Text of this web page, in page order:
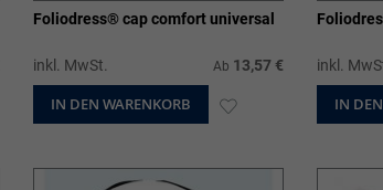
Foliodress® cap comfort universal
inkl. MwSt. Ab 13,57 €
IN DEN WARENKORB ZUR
inkl.
IN